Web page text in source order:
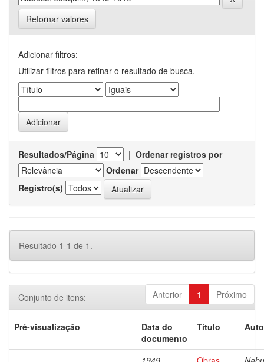
Retornar valores
Adicionar filtros:
Utilizar filtros para refinar o resultado de busca.
Resultados/Página | Ordenar registros por
Ordenar
Registro(s)
Resultado 1-1 de 1.
Anterior 1 Próximo
Conjunto de itens:
Pré-visualização
Data do
documento
Título